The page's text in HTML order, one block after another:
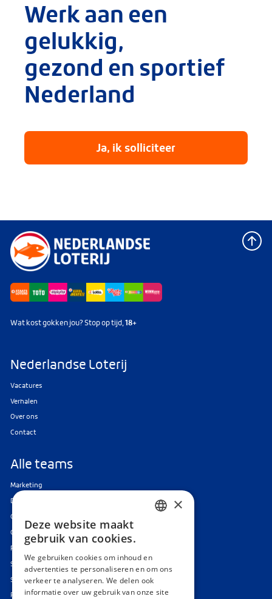
Werk aan een
gelukkig,
gezond en sportief
Nederland
Ja, ik solliciteer
Wat kost gokken jou? Stop op tijd,18+
Nederlandse Loterij
Vacatures
Verhalen
Over ons
Contact
Alle teams
Marketing
Data & Tech
Corporate Affairs
Customer Service
Finance & Audit
Sales
Strategie, Organisatie & Verandering
Responsible Gaming
×
Deze website maakt
gebruik van cookies.
We gebruiken cookies om inhoud en
advertenties te personaliseren en om ons
verkeer te analyseren. We delen ook
informatie over uw gebruik van onze site